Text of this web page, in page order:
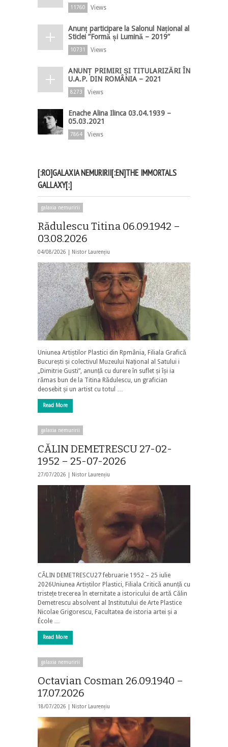
11760 Views
Anunț participare la Salonul Național al
Sticlei ”Formă și Lumină – 2019”
10731 Views
ANUNȚ PRIMIRI ȘI TITULARIZĂRI ÎN
U.A.P. DIN ROMÂNIA – 2021
8273 Views
Enache Alina Ilinca 03.04.1939 –
05.03.2021
7864 Views
[:RO]GALAXIA NEMURIRII[:EN]THE IMMORTALS
GALLAXY[:]
galaxia nemuririi
Rădulescu Titina 06.09.1942 –
03.08.2026
04/08/2026 | Nistor Laurențiu
Uniunea Artiștilor Plastici din Rpmânia, Filiala Grafică
București și colectivul Muzeului Național al Satului i
„Dimitrie Gusti”, anunță cu durere în suflet și își ia
rămas bun de la Titina Rădulescu, un grafician
deosebit și un artist cu totul …
Read More
galaxia nemuririi
CĂLIN DEMETRESCU 27-02-
1952 – 25-07-2026
27/07/2026 | Nistor Laurențiu
CĂLIN DEMETRESCU27 februarie 1952 – 25 iulie
2026Uniunea Artiștilor Plastici, Filiala Critică anunță cu
tristețe trecerea în eternitate a istoricului de artă Călin
Demetrescu absolvent al Institutului de Arte Plastice
Nicolae Grigorescu, Facultatea de istoria artei și a
École …
Read More
galaxia nemuririi
Octavian Cosman 26.09.1940 –
17.07.2026
18/07/2026 | Nistor Laurențiu